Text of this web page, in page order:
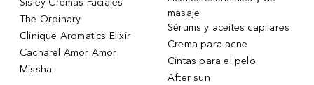
Sisley Cremas Faciales
The Ordinary
Clinique Aromatics Elixir
Cacharel Amor Amor
Missha
masaje
Sérums y aceites capilares
Crema para acne
Cintas para el pelo
After sun